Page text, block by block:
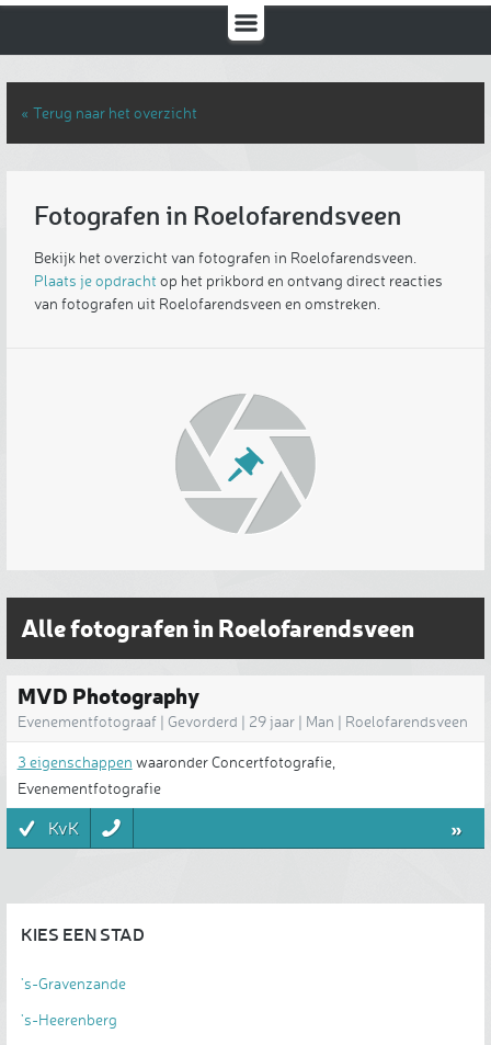
« Terug naar het overzicht
Fotografen in Roelofarendsveen
Bekijk het overzicht van fotografen in Roelofarendsveen.
Plaats je opdracht op het prikbord en ontvang direct reacties
van fotografen uit Roelofarendsveen en omstreken.
Alle fotografen in Roelofarendsveen
MVD Photography
Evenementfotograaf | Gevorderd | 29 jaar | Man | Roelofarendsveen
3 eigenschappen waaronder Concertfotografie,
Evenementfotografie
KvK »
KIES EEN STAD
's-Gravenzande
's-Heerenberg